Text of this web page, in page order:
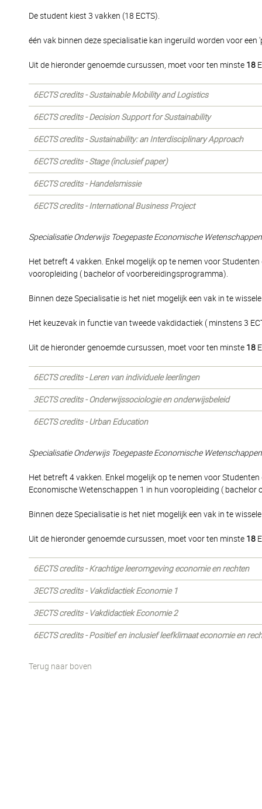
De student kiest 3 vakken (18 ECTS).
één vak binnen deze specialisatie kan ingeruild worden voor een
Uit de hieronder genoemde cursussen, moet voor ten minste 18
6ECTS credits - Sustainable Mobility and Logistics
6ECTS credits - Decision Support for Sustainability
6ECTS credits - Sustainability: an Interdisciplinary Approach
6ECTS credits - Stage (inclusief paper)
6ECTS credits - Handelsmissie
6ECTS credits - International Business Project
Specialisatie Onderwijs Toegepaste Economische
Het betreft 4 vakken. Enkel mogelijk op te nemen voor
vooropleiding ( bachelor of voorbereidingsprogramma).
Binnen deze Specialisatie is het niet mogelijk een vak in te
Het keuzevak in functie van tweede vakdidactiek ( minstens 3
Uit de hieronder genoemde cursussen, moet voor ten minste 18
6ECTS credits - Leren van individuele leerlingen
3ECTS credits - Onderwijssociologie en onderwijsbeleid
6ECTS credits - Urban Education
Specialisatie Onderwijs Toegepaste Economische
Het betreft 4 vakken. Enkel mogelijk op te nemen voor
Economische Wetenschappen 1 in hun vooropleiding (
Binnen deze Specialisatie is het niet mogelijk een vak in te
Uit de hieronder genoemde cursussen, moet voor ten minste 18
6ECTS credits - Krachtige leeromgeving economie en rechten
3ECTS credits - Vakdidactiek Economie 1
3ECTS credits - Vakdidactiek Economie 2
6ECTS credits - Positief en inclusief leefklimaat economie en
Terug naar boven